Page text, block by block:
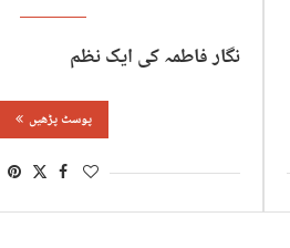
نگار فاطمہ کی ایک نظم
پوسٹ پڑھیں